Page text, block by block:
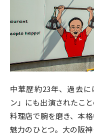
中華歴約23年、過去
ン」にも出演されたこ
料理店で腕を磨き、本
魅力のひとつ。大の阪